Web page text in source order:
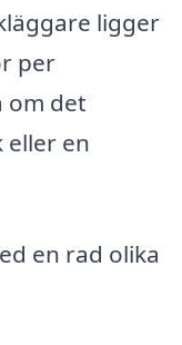
ligger
per
om det
en
en rad olika